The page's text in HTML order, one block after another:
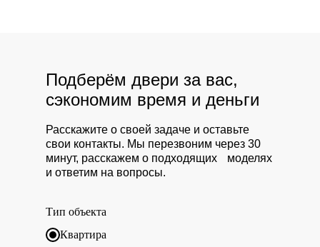
Тип объекта
Квартира
Расскажите о своей задаче и оставьте
свои контакты. Мы перезвоним через 30
минут, расскажем о подходящих моделях
и ответим на вопросы.
Подберём двери за вас,
сэкономим время и деньги